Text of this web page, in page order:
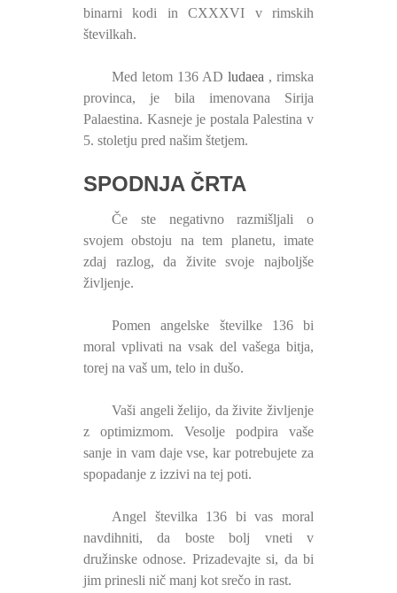
binarni kodi in CXXXVI v rimskih
številkah.
Med letom 136 AD ludaea , rimska
provinca, je bila imenovana Sirija
Palaestina. Kasneje je postala Palestina v
5. stoletju pred našim štetjem.
SPODNJA ČRTA
Če ste negativno razmišljali o
svojem obstoju na tem planetu, imate
zdaj razlog, da živite svoje najboljše
življenje.
Pomen angelske številke 136 bi
moral vplivati ​​na vsak del vašega bitja,
torej na vaš um, telo in dušo.
Vaši angeli želijo, da živite življenje
z optimizmom. Vesolje podpira vaše
sanje in vam daje vse, kar potrebujete za
spopadanje z izzivi na tej poti.
Angel številka 136 bi vas moral
navdihniti, da boste bolj vneti v
družinske odnose. Prizadevajte si, da bi
jim prinesli nič manj kot srečo in rast.